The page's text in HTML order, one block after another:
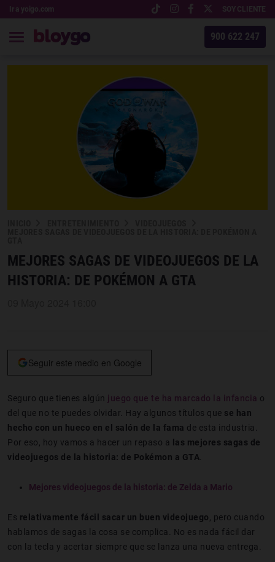
Ir a yoigo.com SOY CLIENTE
900 622 247
MEJORES SAGAS DE VIDEOJUEGOS DE LA
HISTORIA: DE POKÉMON A GTA
Seguir este medio en Google
Seguro que tienes algún juego que te ha marcado la infancia o
del que no te puedes olvidar. Hay algunos títulos que se han
hecho con un hueco en el salón de la fama de esta industria.
Por eso, hoy vamos a hacer un repaso a
las mejores sagas de
videojuegos de la historia: de Pokémon a GTA
Mejores videojuegos de la historia: de Zelda a Mario
Es relativamente fácil sacar un buen videojuego , pero cuando
hablamos de sagas la cosa se complica. No es nada fácil dar
con la tecla y acertar siempre que se lanza una nueva entrega.